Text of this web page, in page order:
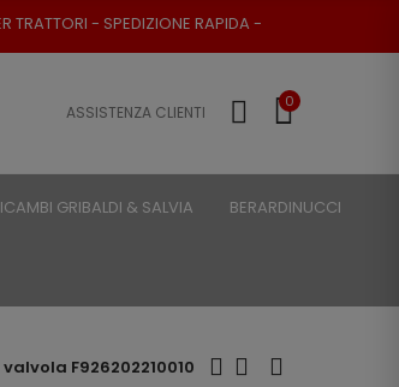
RAPIDA - RESO POSSIBILE
ASSISTENZA CLIENTI
0
GRIBALDI & SALVIA BERARDINUCCI
F926202210010